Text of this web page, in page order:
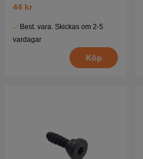
44 kr
Best. vara. Skickas om 2-5
vardagar
Köp